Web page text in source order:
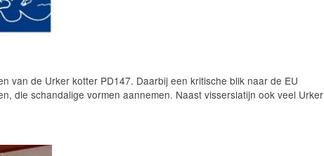
van de Urker kotter PD147. Daarbij een kritische blik naar de EU
die schandalige vormen aannemen. Naast visserslatijn ook veel Urker